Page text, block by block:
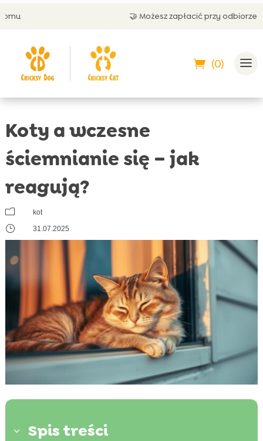
🤝 Możesz zapłacić przy odbiorze
(0)
Koty a wczesne
ściemnianie się – jak
reagują?
m kot
} 31.07.2025
3 Spis treści